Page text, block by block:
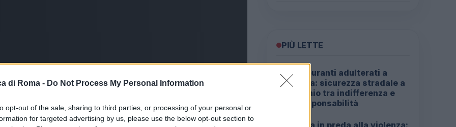
di Roma - Do Not Process My Personal Information
opt-out of the sale, sharing to third parties, or processing of your personal or
for targeted advertising by us, please use the below opt-out section to
PIÙ LETTE
1
Carburanti adulterati a
Roma: sicurezza stradale a
rischio tra indifferenza e
irresponsabilità
Roma in preda alla violenza: